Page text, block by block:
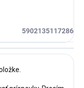
5902135117286